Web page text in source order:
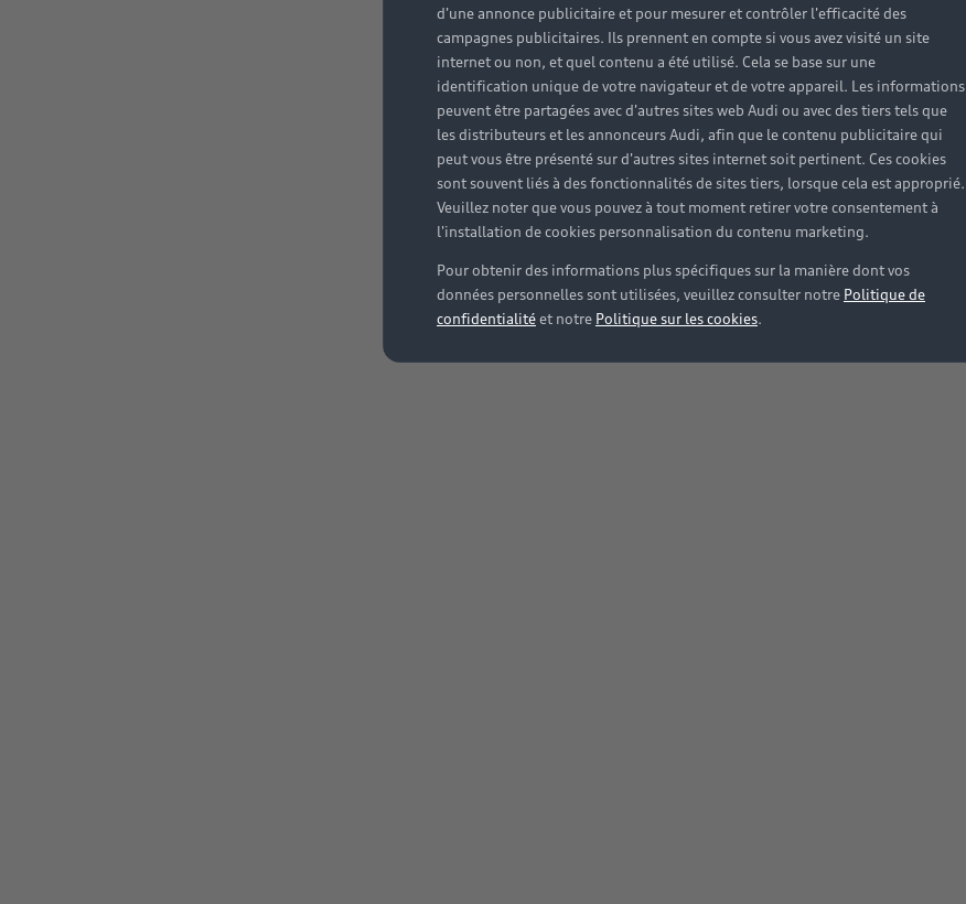
d'une annonce publicitaire et pour mesurer et contrôler l'efficacité des
campagnes publicitaires. Ils prennent en compte si vous avez visité un site
internet ou non, et quel contenu a été utilisé. Cela se base sur une
identification unique de votre navigateur et de votre appareil. Les informations
peuvent être partagées avec d'autres sites web Audi ou avec des tiers tels que
les distributeurs et les annonceurs Audi, afin que le contenu publicitaire qui
peut vous être présenté sur d'autres sites internet soit pertinent. Ces cookies
sont souvent liés à des fonctionnalités de sites tiers, lorsque cela est approprié.
Veuillez noter que vous pouvez à tout moment retirer votre consentement à
l'installation de cookies personnalisation du contenu marketing.
Pour obtenir des informations plus spécifiques sur la manière dont vos
données personnelles sont utilisées, veuillez consulter notre Politique de
confidentialitéet notre Politique sur les cookies.